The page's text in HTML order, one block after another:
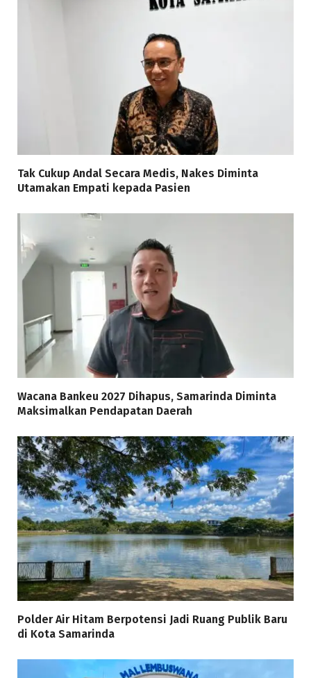
Tak Cukup Andal Secara Medis, Nakes Diminta
Utamakan Empati kepada Pasien
Wacana Bankeu 2027 Dihapus, Samarinda Diminta
Maksimalkan Pendapatan Daerah
Polder Air Hitam Berpotensi Jadi Ruang Publik Baru
di Kota Samarinda